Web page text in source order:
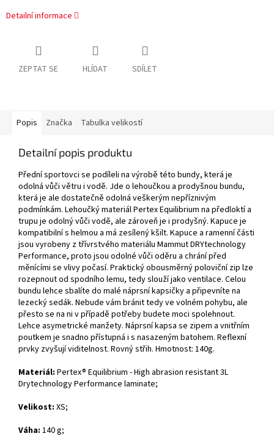
Detailní informace
ZEPTAT SE HLÍDAT SDÍLET
Popis Značka Tabulka velikostí
Detailní popis produktu
Přední sportovci se podíleli na výrobě této bundy, která je
odolná vůči větru i vodě. Jde o lehoučkou a prodyšnou bundu,
která je ale dostatečně odolná veškerým nepříznivým
podmínkám. Lehoučký materiál Pertex Equilibrium na předloktí a
trupu je odolný vůči vodě, ale zároveň je i prodyšný. Kapuce je
kompatibilní s helmou a má zesílený kšilt. Kapuce a ramenní části
jsou vyrobeny z třívrstvého materiálu Mammut DRYtechnology
Performance, proto jsou odolné vůči oděru a chrání před
měnícími se vlivy počasí. Praktický obousměrný poloviční zip lze
rozepnout od spodního lemu, tedy slouží jako ventilace. Celou
bundu lehce sbalíte do malé náprsní kapsičky a připevníte na
lezecký sedák. Nebude vám bránit tedy ve volném pohybu, ale
přesto se na ni v případě potřeby budete moci spolehnout.
Lehce asymetrické manžety. Náprsní kapsa se zipem a vnitřním
poutkem je snadno přístupná i s nasazeným batohem. Reflexní
prvky zvyšují viditelnost. Rovný střih. Hmotnost: 140g.
Materiál: Pertex® Equilibrium - High abrasion resistant 3L
Drytechnology Performance laminate;
Velikost: XS;
Váha: 140 g;